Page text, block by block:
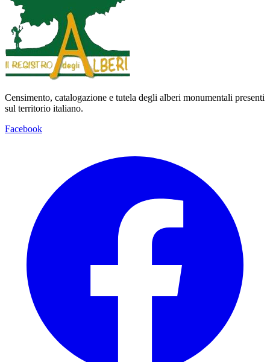
Censimento, catalogazione e tutela degli alberi monumentali presenti
sul territorio italiano.
Facebook